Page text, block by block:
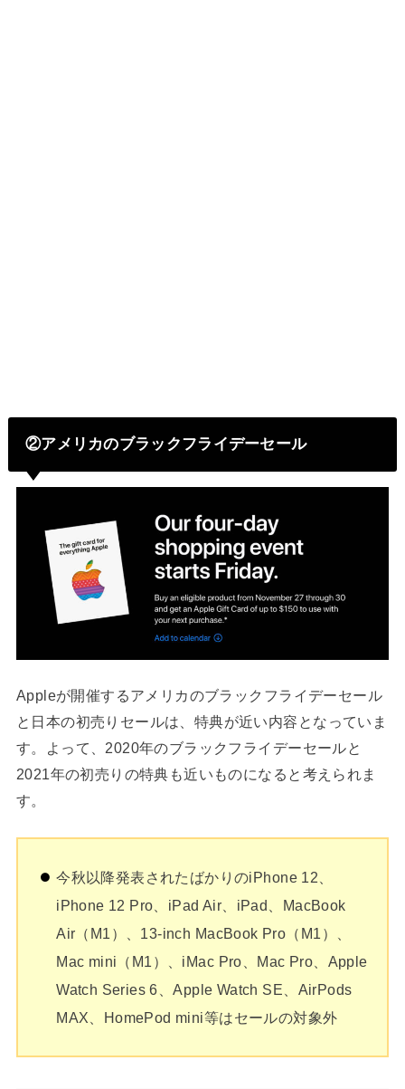
②アメリカのブラックフライデーセール
Appleが開催するアメリカのブラックフライデーセール
と日本の初売りセールは、特典が近い内容となっていま
す。よって、2020年のブラックフライデーセールと
2021年の初売りの特典も近いものになると考えられま
す。
今秋以降発表されたばかりのiPhone 12、
iPhone 12 Pro、iPad Air、iPad、MacBook
Air（M1）、13-inch MacBook Pro（M1）、
Mac mini（M1）、iMac Pro、Mac Pro、Apple
Watch Series 6、Apple Watch SE、AirPods
MAX、HomePod mini等はセールの対象外